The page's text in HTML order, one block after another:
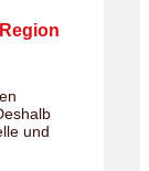
und